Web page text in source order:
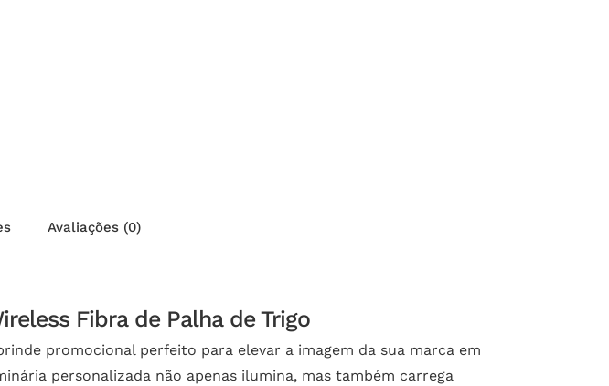
Avaliações (0)
Fibra de Palha de Trigo
promocional perfeito para elevar a imagem da sua marca em
personalizada não apenas ilumina, mas também carrega